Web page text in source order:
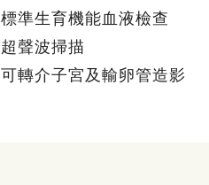
標準生育機能血液檢查
超聲波掃描
可轉介子宮及輸卵管造影